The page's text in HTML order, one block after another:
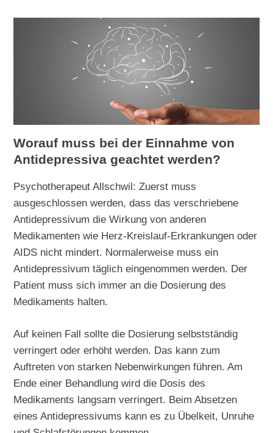
Worauf muss bei der Einnahme von
Antidepressiva geachtet werden?
Psychotherapeut Allschwil: Zuerst muss
ausgeschlossen werden, dass das verschriebene
Antidepressivum die Wirkung von anderen
Medikamenten wie Herz-Kreislauf-Erkrankungen oder
AIDS nicht mindert. Normalerweise muss ein
Antidepressivum täglich eingenommen werden. Der
Patient muss sich immer an die Dosierung des
Medikaments halten.
Auf keinen Fall sollte die Dosierung selbstständig
verringert oder erhöht werden. Das kann zum
Auftreten von starken Nebenwirkungen führen. Am
Ende einer Behandlung wird die Dosis des
Medikaments langsam verringert. Beim Absetzen
eines Antidepressivums kann es zu Übelkeit, Unruhe